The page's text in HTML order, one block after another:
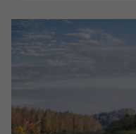
Drošība
Ādaži